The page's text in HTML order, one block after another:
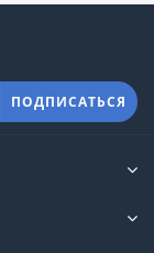
ПОДПИСАТЬСЯ